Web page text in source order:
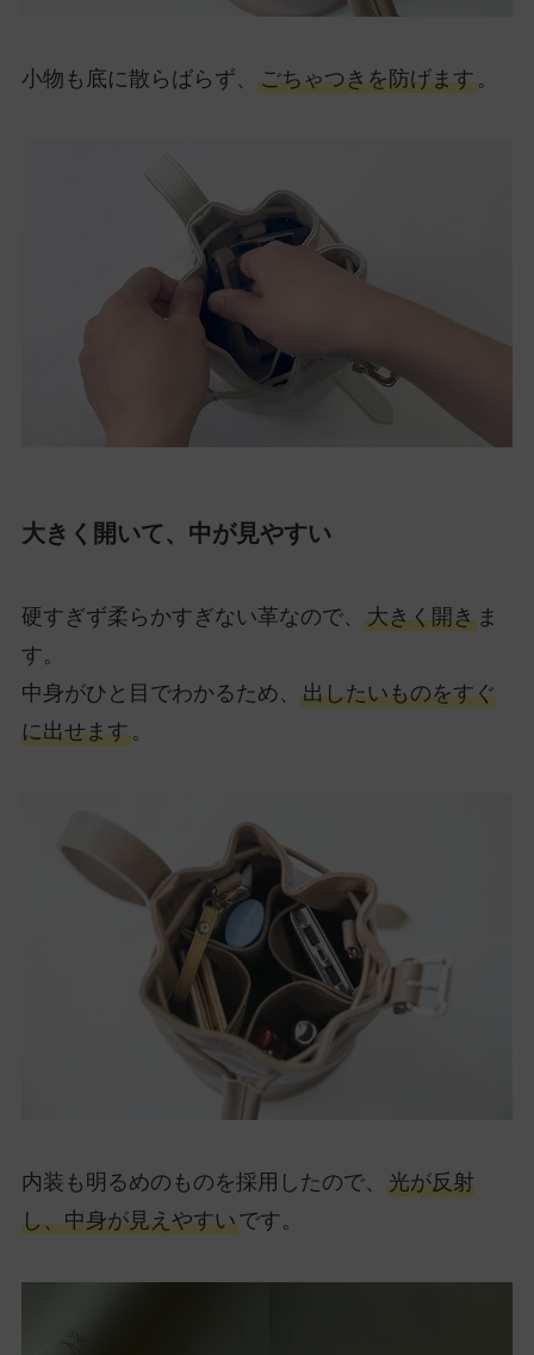
小物も底に散らばらず、 ごちゃつきを防げます。
大きく開いて、中が見やすい
硬すぎず柔らかすぎない革なので、 大きく開きま
す。
中身がひと目でわかるため、 出したいものをすぐ
に出せます。
内装も明るめのものを採用したので、 光が反射
し、中身が見えやすいです。